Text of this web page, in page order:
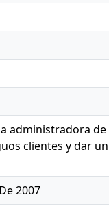
administradora de
clientes y dar un
2007